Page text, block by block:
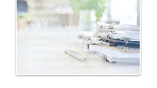
Nuestros principios
fundamentales de ética,
integridad, honestidad
profesional, respeto por nuestros
semejantes y el medio ambiente,
trabajo colaborativo y
responsabilidad por nuestras
acciones son los valores que
guían nuestros procesos.